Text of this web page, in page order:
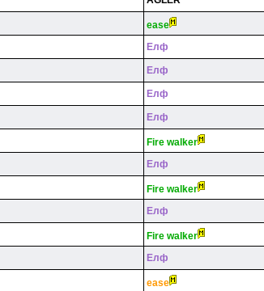
ease
Eлф
Eлф
Eлф
Eлф
Fire walker
Eлф
Fire walker
Eлф
Fire walker
Eлф
ease